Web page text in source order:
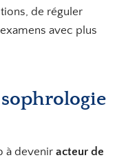
de réguler
avec plus
sophrologie
à devenir acteur de